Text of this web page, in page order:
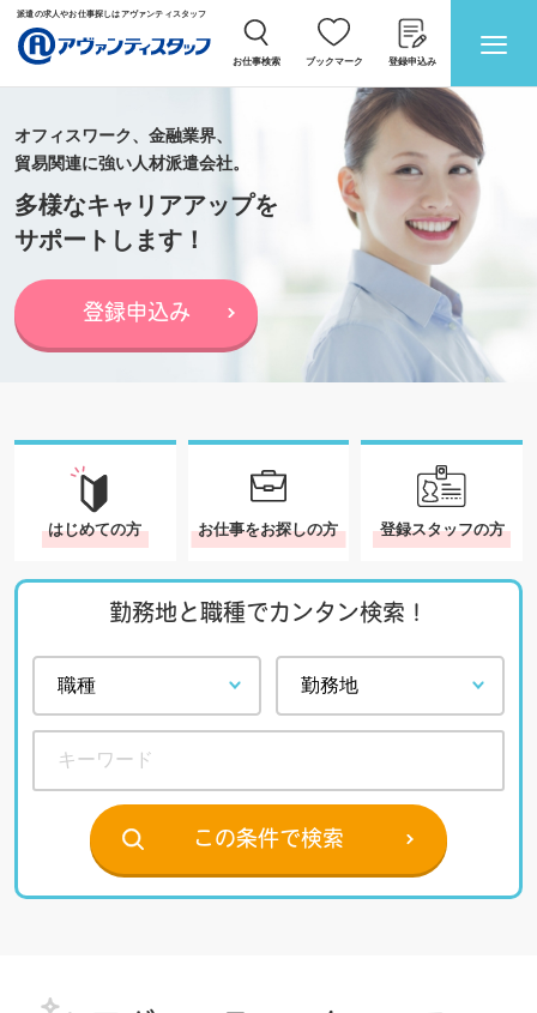
派遣の求人やお仕事探しはアヴァンティスタッフ
お仕事検索 ブックマーク 登録申込み
オフィスワーク、金融業界、
貿易関連に強い人材派遣会社。
多様なキャリアアップを
サポートします！
登録申込み
はじめての方 お仕事をお探しの方 登録スタッフの方
勤務地と職種でカンタン検索！
この条件で検索